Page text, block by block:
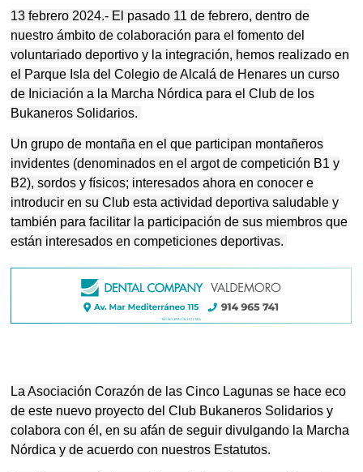
13 febrero 2024.- El pasado 11 de febrero, dentro de
nuestro ámbito de colaboración para el fomento del
voluntariado deportivo y la integración, hemos realizado en
el Parque Isla del Colegio de Alcalá de Henares un curso
de Iniciación a la Marcha Nórdica para el Club de los
Bukaneros Solidarios.
Un grupo de montaña en el que participan montañeros
invidentes (denominados en el argot de competición B1 y
B2), sordos y físicos; interesados ahora en conocer e
introducir en su Club esta actividad deportiva saludable y
también para facilitar la participación de sus miembros que
están interesados en competiciones deportivas.
La Asociación Corazón de las Cinco Lagunas se hace eco
de este nuevo proyecto del Club Bukaneros Solidarios y
colabora con él, en su afán de seguir divulgando la Marcha
Nórdica y de acuerdo con nuestros Estatutos.